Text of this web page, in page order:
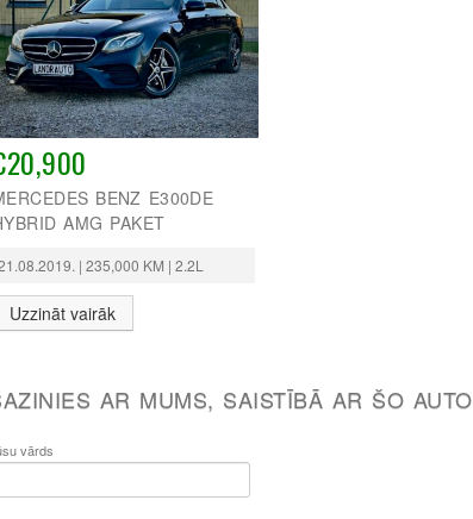
BENZ E300DE
AMG PAKET
| 235,000 KM | 2.2L
Uzzināt vairāk
AR MUMS, SAISTĪBĀ AR ŠO AUTO
vārds